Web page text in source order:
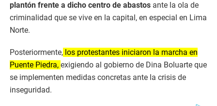
plantón frente a dicho centro de abastos ante la ola de
criminalidad que se vive en la capital, en especial en Lima
Norte.
Posteriormente, los protestantes iniciaron la marcha en
Puente Piedra, exigiendo al gobierno de Dina Boluarte que
se implementen medidas concretas ante la crisis de
inseguridad.